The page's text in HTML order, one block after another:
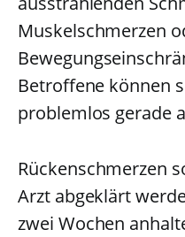
Muskelschmerzen
Betroffene können
problemlos gerade
Rückenschmerzen
Arzt abgeklärt
zwei Wochen